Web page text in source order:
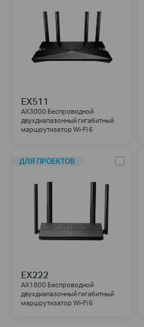
EX511
AX3000 Беспроводной
двухдиапазонный гигабитный
маршрутизатор Wi-Fi 6
ДЛЯ ПРОЕКТОВ
EX222
AX1800 Беспроводной
двухдиапазонный гигабитный
маршрутизатор Wi-Fi 6